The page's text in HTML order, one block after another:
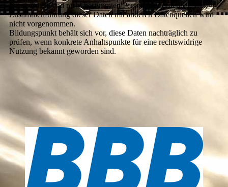
Diese Daten sind nicht bestimmten Personen zuordenbar. Eine
Zusammenführung dieser Daten mit anderen Datenquellen wird
nicht vorgenommen.
Bildungspunkt behält sich vor, diese Daten nachträglich zu
prüfen, wenn konkrete Anhaltspunkte für eine rechtswidrige
Nutzung bekannt geworden sind.